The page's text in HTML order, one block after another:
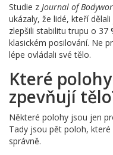
Studie z Journal of
ukázaly, že lidé, kteří
zlepšili stabilitu trupu o 37
klasickém posilování. Ne
lépe ovládali své tělo.
Které
zpevňují
Některé polohy jsou jen
Tady jsou pět poloh,
správně.